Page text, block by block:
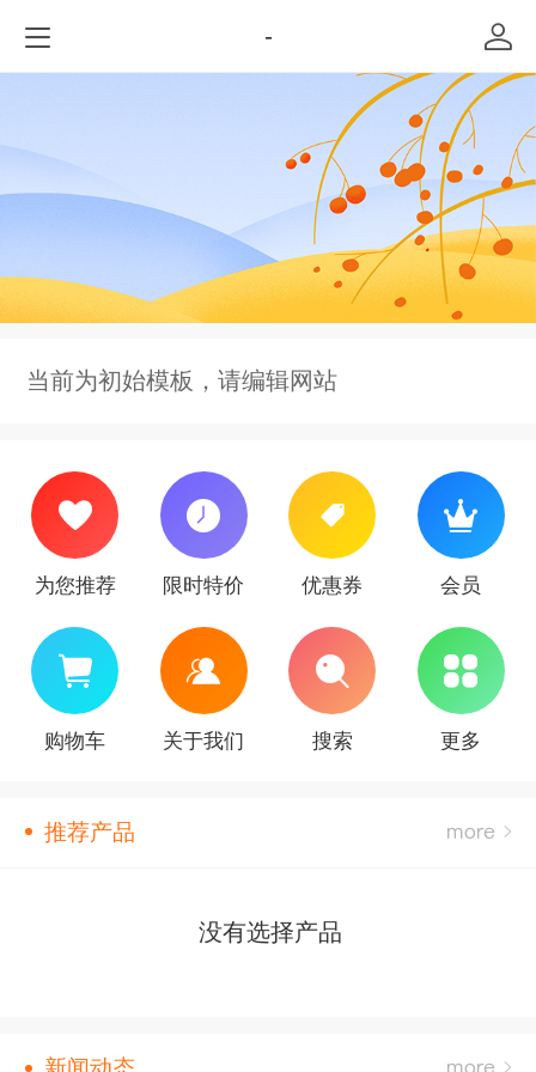
-
当前为初始模板，请编辑网站
为您推荐 限时特价 优惠券 会员
购物车 关于我们 搜索 更多
推荐产品
没有选择产品